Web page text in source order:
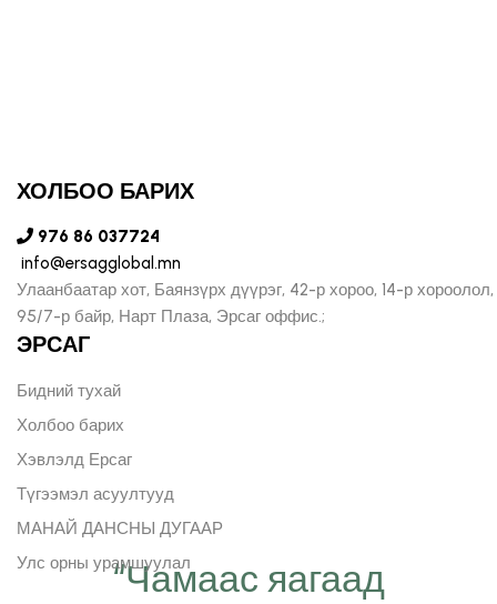
“Чамаас яагаад
ХОЛБОО БАРИХ
976 86 037724
info@ersagglobal.mn
Улаанбаатар хот, Баянзүрх дүүрэг, 42-р хороо, 14-р хороолол,
95/7-р байр, Нарт Плаза, Эрсаг оффис.;
ЭРСАГ
Бидний тухай
Холбоо барих
Хэвлэлд Ерсаг
Түгээмэл асуултууд
МАНАЙ ДАНСНЫ ДУГААР
Улс орны урамшуулал